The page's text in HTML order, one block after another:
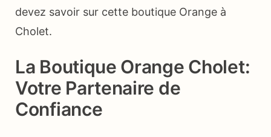
devez savoir sur cette boutique Orange à
Cholet.
La Boutique Orange Cholet:
Votre Partenaire de
Confiance